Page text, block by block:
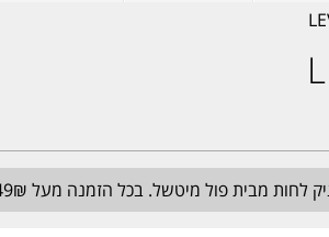
מבית פול מיטשל. בכל הזמנה מעל 349₪. עד חצות.